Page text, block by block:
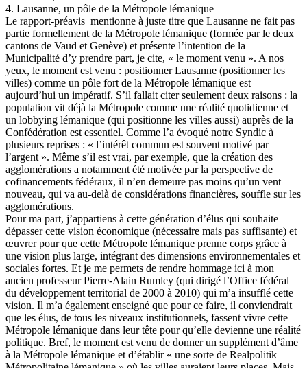
4. Lausanne, un pôle de la Métropole lémanique
Le rapport-préavis mentionne à juste titre que Lausanne ne fait pas
partie formellement de la Métropole lémanique (formée par le deux
cantons de Vaud et Genève) et présente l’intention de la
Municipalité d’y prendre part, je cite, « le moment venu ». A nos
yeux, le moment est venu : positionner Lausanne (positionner les
villes) comme un pôle fort de la Métropole lémanique est
aujourd’hui un impératif. S’il fallait citer seulement deux raisons : la
population vit déjà la Métropole comme une réalité quotidienne et
un lobbying lémanique (qui positionne les villes aussi) auprès de la
Confédération est essentiel. Comme l’a évoqué notre Syndic à
plusieurs reprises : « l’intérêt commun est souvent motivé par
l’argent ». Même s’il est vrai, par exemple, que la création des
agglomérations a notamment été motivée par la perspective de
cofinancements fédéraux, il n’en demeure pas moins qu’un vent
nouveau, qui va au-delà de considérations financières, souffle sur les
agglomérations.
Pour ma part, j’appartiens à cette génération d’élus qui souhaite
dépasser cette vision économique (nécessaire mais pas suffisante) et
œuvrer pour que cette Métropole lémanique prenne corps grâce à
une vision plus large, intégrant des dimensions environnementales et
sociales fortes. Et je me permets de rendre hommage ici à mon
ancien professeur Pierre-Alain Rumley (qui dirigé l’Office fédéral
du développement territorial de 2000 à 2010) qui m’a insufflé cette
vision. Il m’a également enseigné que pour ce faire, il conviendrait
que les élus, de tous les niveaux institutionnels, fassent vivre cette
Métropole lémanique dans leur tête pour qu’elle devienne une réalité
politique. Bref, le moment est venu de donner un supplément d’âme
à la Métropole lémanique et d’établir « une sorte de Realpolitik